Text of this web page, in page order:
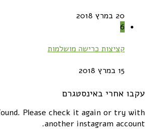
20 במרץ 2018
6
קציצות כרישה מושלמות
15 במרץ 2018
עקבו אחרי באינסטגרם
Please check it again or try with
another instagram account.